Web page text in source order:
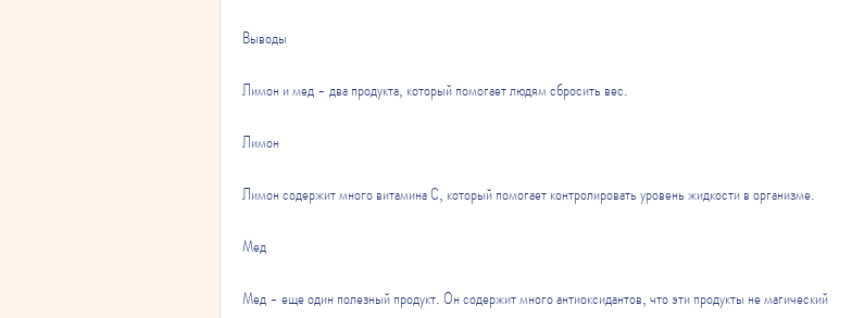
Выводы
Лимон и мед - два продукта, который помогает людям сбросить вес.
Лимон
Лимон содержит много витамина С, который помогает контролировать уровень жидкости в организме.
Мед
Мед - еще один полезный продукт. Он содержит много антиоксидантов, что эти продукты не магический